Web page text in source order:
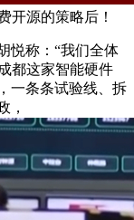
开源的策略后！
称：“我们全体
都这家智能硬件
一条条试验线、拆
，